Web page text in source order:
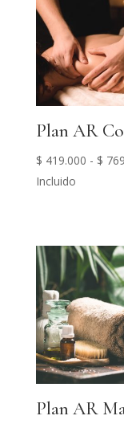
Plan AR
$ 419.000 - $
Incluido
Plan AR